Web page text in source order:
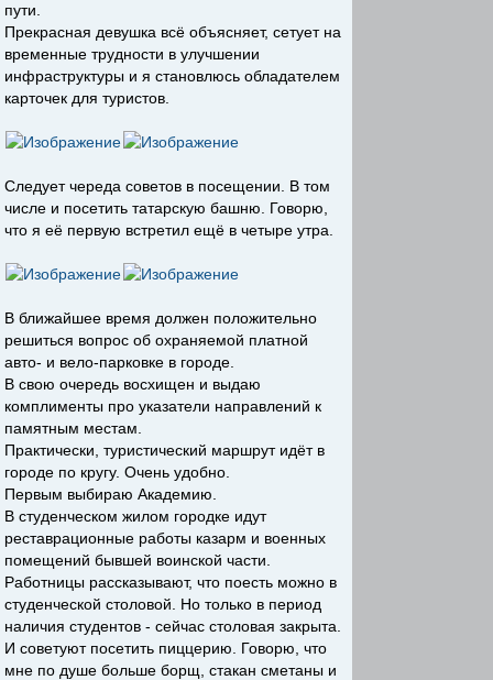
пути.
Прекрасная девушка всё объясняет, сетует на
временные трудности в улучшении
инфраструктуры и я становлюсь обладателем
карточек для туристов.
Следует череда советов в посещении. В том
числе и посетить татарскую башню. Говорю,
что я её первую встретил ещё в четыре утра.
В ближайшее время должен положительно
решиться вопрос об охраняемой платной
авто- и вело-парковке в городе.
В свою очередь восхищен и выдаю
комплименты про указатели направлений к
памятным местам.
Практически, туристический маршрут идёт в
городе по кругу. Очень удобно.
Первым выбираю Академию.
В студенческом жилом городке идут
реставрационные работы казарм и военных
помещений бывшей воинской части.
Работницы рассказывают, что поесть можно в
студенческой столовой. Но только в период
наличия студентов - сейчас столовая закрыта.
И советуют посетить пиццерию. Говорю, что
мне по душе больше борщ, стакан сметаны и